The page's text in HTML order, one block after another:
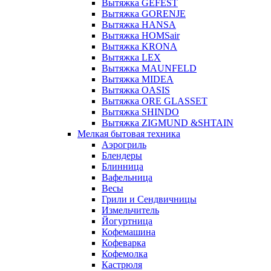
Вытяжка GEFEST
Вытяжка GORENJE
Вытяжка HANSA
Вытяжка HOMSair
Вытяжка KRONA
Вытяжка LEX
Вытяжка MAUNFELD
Вытяжка MIDEA
Вытяжка OASIS
Вытяжка ORE GLASSET
Вытяжка SHINDO
Вытяжка ZIGMUND &SHTAIN
Мелкая бытовая техника
Аэрогриль
Блендеры
Блинница
Вафельница
Весы
Грили и Сендвичницы
Измельчитель
Йогуртница
Кофемашина
Кофеварка
Кофемолка
Кастрюля